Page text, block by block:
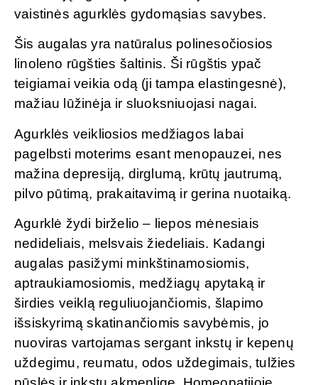
vaistinės agurklės gydomąsias savybes.
Šis augalas yra natūralus polinesočiosios
linoleno rūgšties šaltinis. Ši rūgštis ypač
teigiamai veikia odą (ji tampa elastingesnė),
mažiau lūžinėja ir sluoksniuojasi nagai.
Agurklės veikliosios medžiagos labai
pagelbsti moterims esant menopauzei, nes
mažina depresiją, dirglumą, krūtų jautrumą,
pilvo pūtimą, prakaitavimą ir gerina nuotaiką.
Agurklė žydi birželio – liepos mėnesiais
nedideliais, melsvais žiedeliais. Kadangi
augalas pasižymi minkštinamosiomis,
aptraukiamosiomis, medžiagų apytaką ir
širdies veiklą reguliuojančiomis, šlapimo
išsiskyrimą skatinančiomis savybėmis, jo
nuoviras vartojamas sergant inkstų ir kepenų
uždegimu, reumatu, odos uždegimais, tulžies